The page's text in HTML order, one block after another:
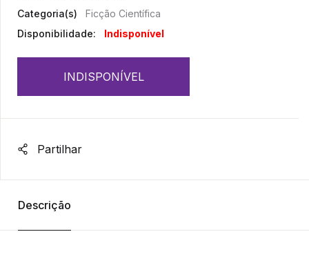
Categoria(s)
Ficção Científica
Disponibilidade:
Indisponível
INDISPONÍVEL
Partilhar
Descrição